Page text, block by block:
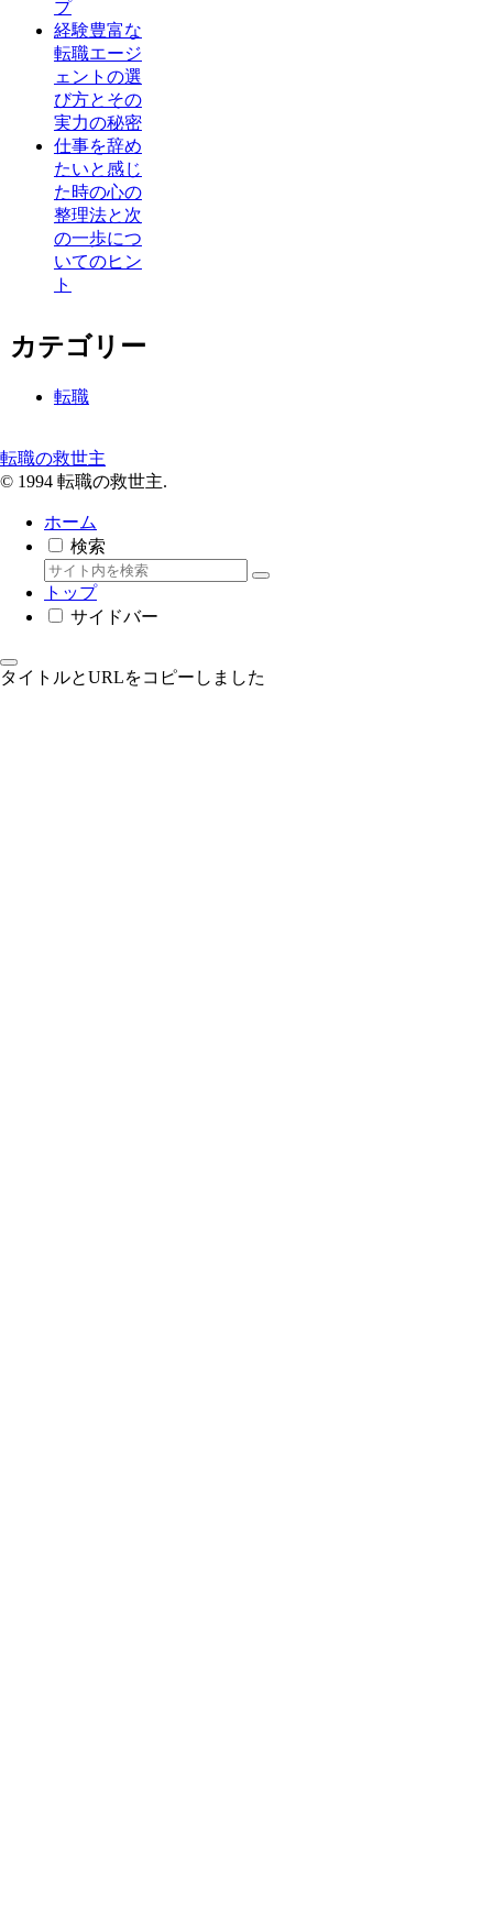
プ
経験豊富な
転職エージ
ェントの選
び方とその
実力の秘密
仕事を辞め
たいと感じ
た時の心の
整理法と次
の一歩につ
いてのヒン
ト
カテゴリー
転職
転職の救世主
© 1994 転職の救世主.
ホーム
検索
トップ
サイドバー
タイトルとURLをコピーしました